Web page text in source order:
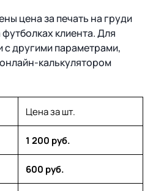
цена за печать на груди
клиента. Для
с другими параметрами,
калькулятором
Цена за шт.
1 200 руб.
600 руб.